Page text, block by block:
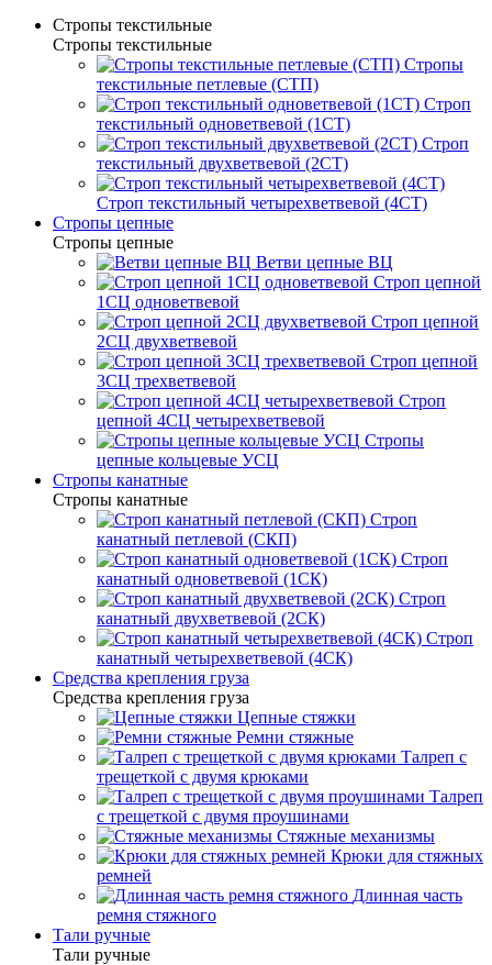
Стропы текстильные
Стропы текстильные
Стропы
текстильные петлевые (СТП)
Строп
текстильный одноветвевой (1СТ)
Строп
текстильный двухветвевой (2СТ)
Строп текстильный четырехветвевой (4СТ)
Стропы цепные
Стропы цепные
Ветви цепные ВЦ
Строп цепной
1СЦ одноветвевой
Строп цепной
2СЦ двухветвевой
Строп цепной
3СЦ трехветвевой
Строп
цепной 4СЦ четырехветвевой
Стропы
цепные кольцевые УСЦ
Стропы канатные
Стропы канатные
Строп
канатный петлевой (СКП)
Строп
канатный одноветвевой (1СК)
Строп
канатный двухветвевой (2СК)
Строп
канатный четырехветвевой (4СК)
Средства крепления груза
Средства крепления груза
Цепные стяжки
Ремни стяжные
Талреп с
трещеткой с двумя крюками
Талреп
с трещеткой с двумя проушинами
Стяжные механизмы
Крюки для стяжных
ремней
Длинная часть
ремня стяжного
Тали ручные
Тали ручные